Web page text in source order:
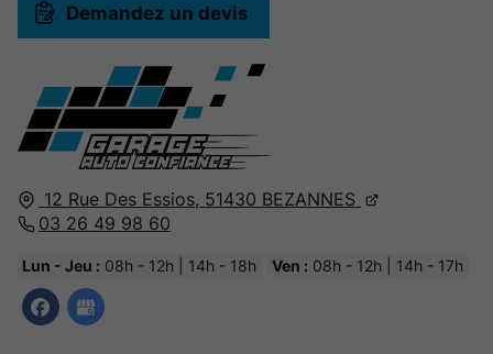
12 Rue Des Essios, 51430 BEZANNES
03 26 49 98 60
Lun - Jeu : 08h - 12h | 14h - 18h Ven : 08h - 12h | 14h - 17h
Demandez un devis